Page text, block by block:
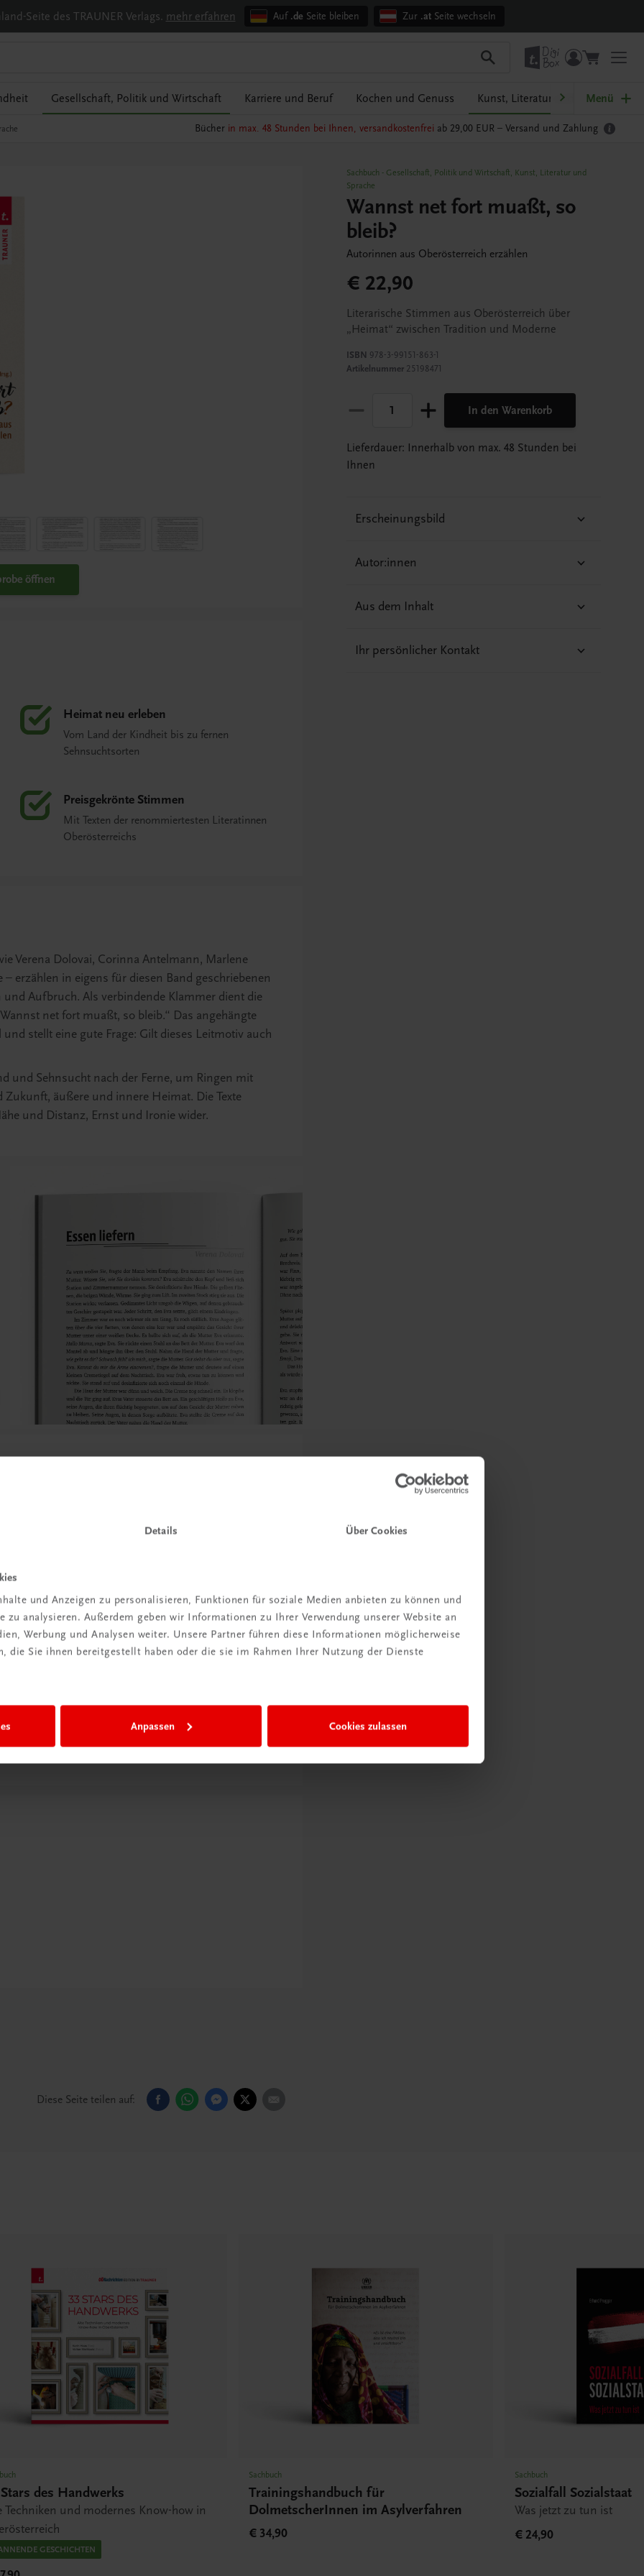
Details Über Cookies
und Anzeigen zu personalisieren, Funktionen für soziale Medien anbieten zu können und
zu analysieren. Außerdem geben wir Informationen zu Ihrer Verwendung unserer Website an
Werbung und Analysen weiter. Unsere Partner führen diese Informationen möglicherweise
die Sie ihnen bereitgestellt haben oder die sie im Rahmen Ihrer Nutzung der Dienste
Anpassen Cookies zulassen
Seite des TRAUNER Verlags. mehr erfahren Auf .de Seite bleiben Zur .atSeite wechseln
Gesellschaft, Politik und Wirtschaft Karriere und Beruf Kochen und Genuss Kunst, Literatur und Sprache
Menü
Bücher in max. 48 Stunden bei Ihnen, versandkostenfrei ab 29,00 EUR – Versand und Zahlung
Sachbuch - Gesellschaft, Politik und Wirtschaft, Kunst, Literatur und
Sprache
Wannst net fort muaßt, so
bleib?
Autorinnen aus Oberösterreich erzählen
öffnen
€ 22,90
Literarische Stimmen aus Oberösterreich über
„Heimat“ zwischen Tradition und Moderne
ISBN 978-3-99151-863-1
Artikelnummer25198471
In den Warenkorb
Lieferdauer: Innerhalb von max. 48 Stunden bei
Ihnen
Erscheinungsbild
Autor:innen
Aus dem Inhalt
Ihr persönlicher Kontakt
Heimat neu erleben
Vom Land der Kindheit bis zu fernen
Sehnsuchtsorten
Preisgekrönte Stimmen
Mit Texten der renommiertesten Literatinnen
Oberösterreichs
Verena Dolovai, Corinna Antelmann, Marlene
erzählen in eigens für diesen Band geschriebenen
Aufbruch. Als verbindende Klammer dient die
net fort muaßt, so bleib.“ Das angehängte
stellt eine gute Frage: Gilt dieses Leitmotiv auch
und Sehnsucht nach der Ferne, um Ringen mit
äußere und innere Heimat. Die Texte
und Distanz, Ernst und Ironie wider.
diesen Band entstandene, oft sehr
Autorinnen zwischen 20 und 80
Bild weiblicher Perspektiven zu
die Vielfalt der Literatur dieser
(Herausgeberin)
Diese Seite teilen auf:
des Handwerks
Techniken und modernes Know-how in
GESCHICHTEN
Sachbuch
Trainingshandbuch für
DolmetscherInnen im Asylverfahren
€ 34,90
Sachbuch
Sozialfall Sozialstaat
Was jetzt zu tun ist
€ 24,90